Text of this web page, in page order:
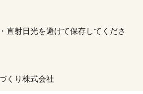
直射日光を避けて保存してくださ
くり株式会社